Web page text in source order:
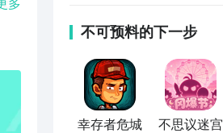
多
不可预料的下一步
幸存者危城 不思议迷宫